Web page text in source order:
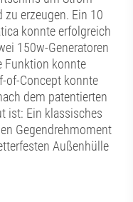
erzeugen. Ein 10
konnte erfolgreich
150w-Generatoren
Funktion konnte
of-Concept konnte
dem patentierten
ist: Ein klassisches
Gegendrehmoment
Außenhülle